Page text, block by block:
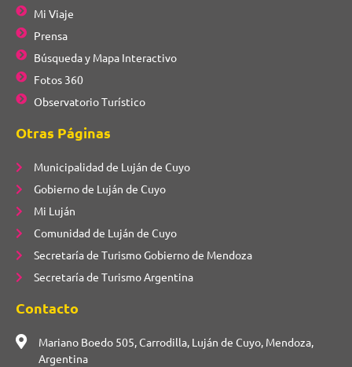
Mi Viaje
Prensa
Búsqueda y Mapa Interactivo
Fotos 360
Observatorio Turístico
Otras Páginas
Municipalidad de Luján de Cuyo
Gobierno de Luján de Cuyo
Mi Luján
Comunidad de Luján de Cuyo
Secretaría de Turismo Gobierno de Mendoza
Secretaría de Turismo Argentina
Contacto
Mariano Boedo 505, Carrodilla, Luján de Cuyo, Mendoza,
Argentina